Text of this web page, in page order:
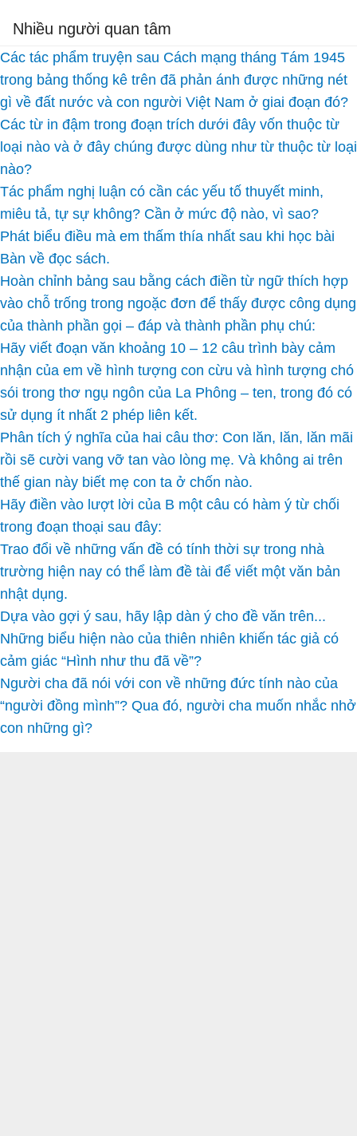
Nhiều người quan tâm
Các tác phẩm truyện sau Cách mạng tháng Tám 1945
trong bảng thống kê trên đã phản ánh được những nét
gì về đất nước và con người Việt Nam ở giai đoạn đó?
Các từ in đậm trong đoạn trích dưới đây vốn thuộc từ
loại nào và ở đây chúng được dùng như từ thuộc từ loại
nào?
Tác phẩm nghị luận có cần các yếu tố thuyết minh,
miêu tả, tự sự không? Cần ở mức độ nào, vì sao?
Phát biểu điều mà em thấm thía nhất sau khi học bài
Bàn về đọc sách.
Hoàn chỉnh bảng sau bằng cách điền từ ngữ thích hợp
vào chỗ trống trong ngoặc đơn để thấy được công dụng
của thành phần gọi – đáp và thành phần phụ chú:
Hãy viết đoạn văn khoảng 10 – 12 câu trình bày cảm
nhận của em về hình tượng con cừu và hình tượng chó
sói trong thơ ngụ ngôn của La Phông – ten, trong đó có
sử dụng ít nhất 2 phép liên kết.
Phân tích ý nghĩa của hai câu thơ: Con lăn, lăn, lăn mãi
rồi sẽ cười vang vỡ tan vào lòng mẹ. Và không ai trên
thế gian này biết mẹ con ta ở chốn nào.
Hãy điền vào lượt lời của B một câu có hàm ý từ chối
trong đoạn thoại sau đây:
Trao đổi về những vấn đề có tính thời sự trong nhà
trường hiện nay có thể làm đề tài để viết một văn bản
nhật dụng.
Dựa vào gợi ý sau, hãy lập dàn ý cho đề văn trên...
Những biểu hiện nào của thiên nhiên khiến tác giả có
cảm giác “Hình như thu đã về”?
Người cha đã nói với con về những đức tính nào của
“người đồng mình”? Qua đó, người cha muốn nhắc nhở
con những gì?